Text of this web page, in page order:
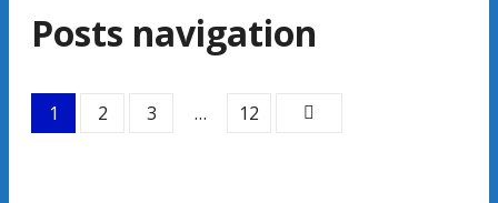
Posts navigation
1 2 3 … 12